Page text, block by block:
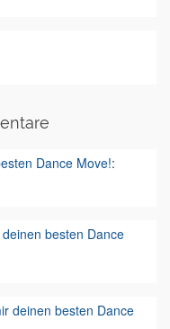
Dance Move!:
besten Dance
deinen besten Dance